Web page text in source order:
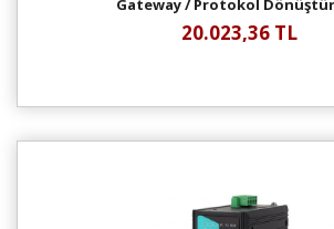
Gateway / Protokol
20.023,36 TL